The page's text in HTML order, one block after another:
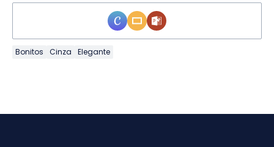
Bonitos Cinza Elegante